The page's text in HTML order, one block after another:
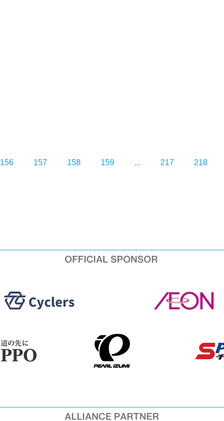
156 157 158 159 ... 217 218